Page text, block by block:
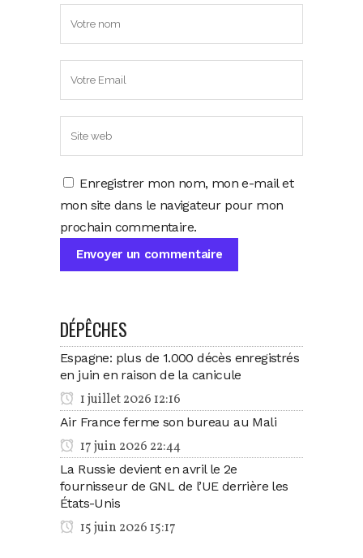
Enregistrer mon nom, mon e-mail et
mon site dans le navigateur pour mon
prochain commentaire.
DÉPÊCHES
Espagne: plus de 1.000 décès enregistrés
en juin en raison de la canicule
1 juillet 2026 12:16
Air France ferme son bureau au Mali
17 juin 2026 22:44
La Russie devient en avril le 2e
fournisseur de GNL de l’UE derrière les
États-Unis
15 juin 2026 15:17